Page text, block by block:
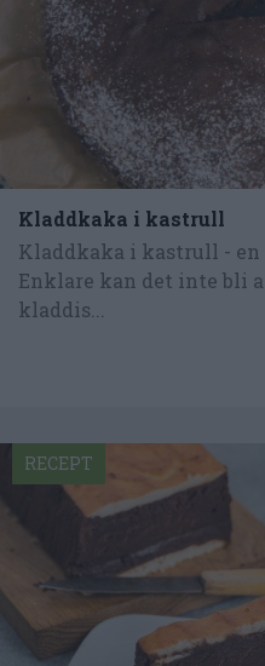
Kladdkaka i kastrull
Kladdkaka i kastrull -
Enklare kan det inte bli
kladdis...
RECEPT